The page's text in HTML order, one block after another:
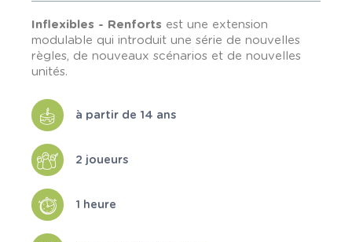
Inflexibles - Renforts est une extension
modulable qui introduit une série de nouvelles
règles, de nouveaux scénarios et de nouvelles
unités.
à partir de 14 ans
2 joueurs
1 heure